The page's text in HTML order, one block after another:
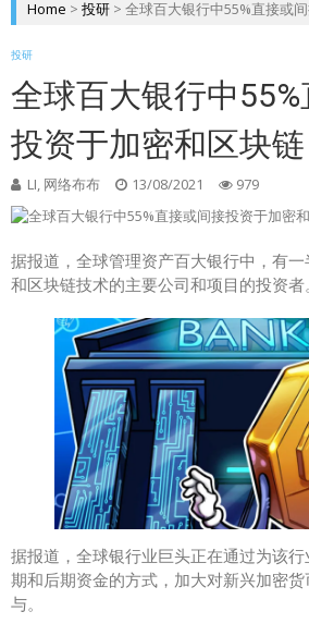
Home > 投研 > 全球百大银行中55%直接或
投研
全球百大银行中
投资于加密和区块链
LI, 网络布布 13/08/2021 979
据报道，全球管理资产百大银行中，有
和区块链技术的主要公司和项目的投资者。
据报道，全球银行业巨头正在通过为该
期和后期资金的方式，加大对新兴加密
与。